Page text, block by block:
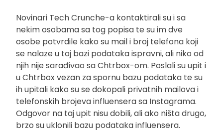
Novinari Tech Crunche-a kontaktirali su i sa
nekim osobama sa tog popisa te su im dve
osobe potvrdile kako su mail i broj telefona koji
se nalaze u toj bazi podataka ispravni, ali niko od
njih nije sarađivao sa Chtrbox-om. Poslali su upit i
u Chtrbox vezan za spornu bazu podataka te su
ih upitali kako su se dokopali privatnih mailova i
telefonskih brojeva influensera sa Instagrama.
Odgovor na taj upit nisu dobili, ali ako ništa drugo,
brzo su uklonili bazu podataka influensera.